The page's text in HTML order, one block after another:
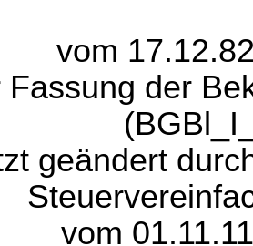
vom
Fassung der
geändert
vom